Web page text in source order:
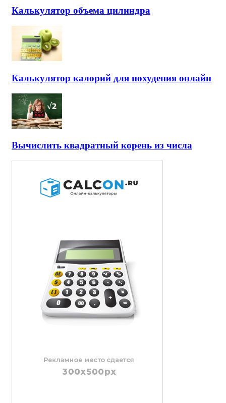
Калькулятор объема цилиндра
Калькулятор калорий для похудения онлайн
Вычислить квадратный корень из числа